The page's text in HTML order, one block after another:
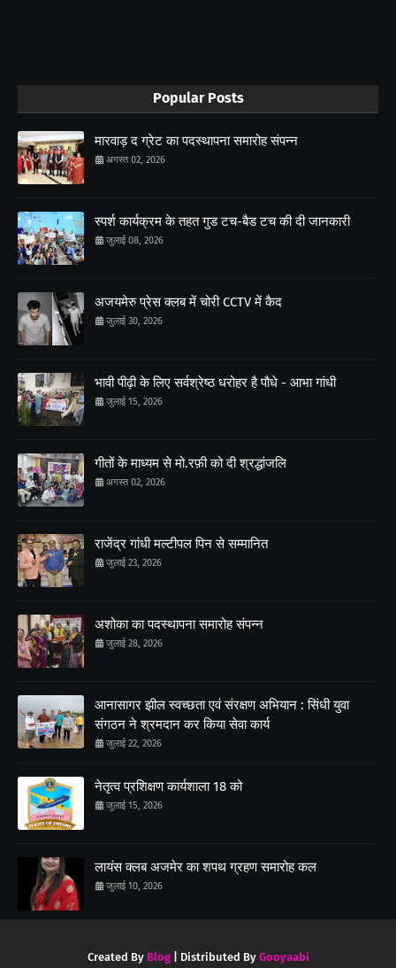
Popular Posts
मारवाड़ द ग्रेट का पदस्थापना समारोह संपन्न
अगस्त 02, 2026
स्पर्श कार्यक्रम के तहत गुड टच-बैड टच की दी जानकारी
जुलाई 08, 2026
अजयमेरु प्रेस क्लब में चोरी CCTV में कैद
जुलाई 30, 2026
भावी पीढ़ी के लिए सर्वश्रेष्ठ धरोहर है पौधे - आभा गांधी
जुलाई 15, 2026
गीतों के माध्यम से मो.रफ़ी को दी श्रद्धांजलि
अगस्त 02, 2026
राजेंद्र गांधी मल्टीपल पिन से सम्मानित
जुलाई 23, 2026
अशोका का पदस्थापना समारोह संपन्न
जुलाई 28, 2026
आनासागर झील स्वच्छता एवं संरक्षण अभियान : सिंधी युवा
संगठन ने श्रमदान कर किया सेवा कार्य
जुलाई 22, 2026
नेतृत्व प्रशिक्षण कार्यशाला 18 को
जुलाई 15, 2026
लायंस क्लब अजमेर का शपथ ग्रहण समारोह कल
जुलाई 10, 2026
Created By Blog| Distributed By Gooyaabi